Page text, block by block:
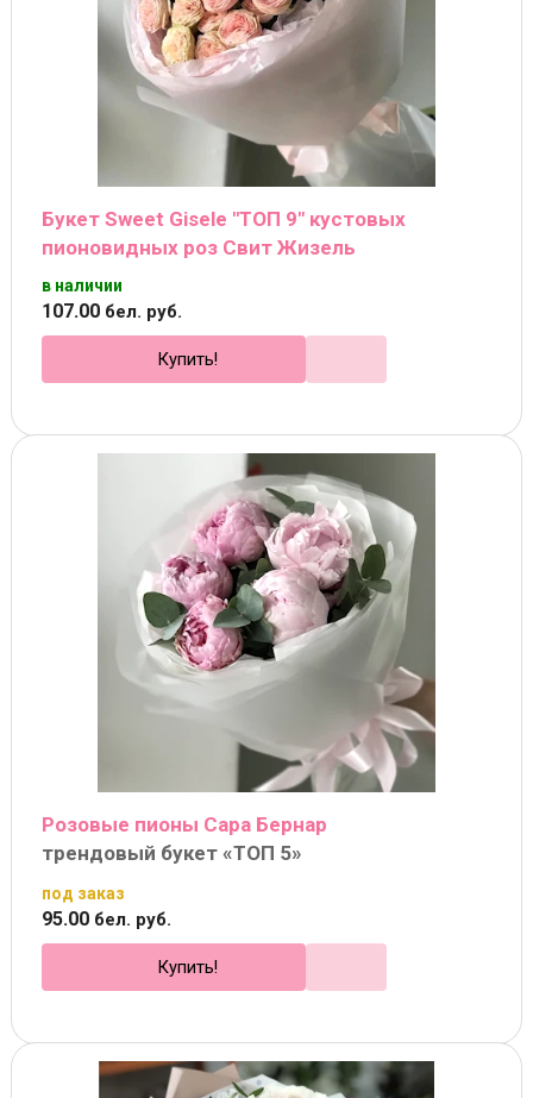
Букет Sweet Gisele "ТОП 9" кустовых
пионовидных роз Свит Жизель
в наличии
107.00 бел. руб.
Купить!
Розовые пионы Сара Бернар
трендовый букет «ТОП 5»
под заказ
95.00 бел. руб.
Купить!